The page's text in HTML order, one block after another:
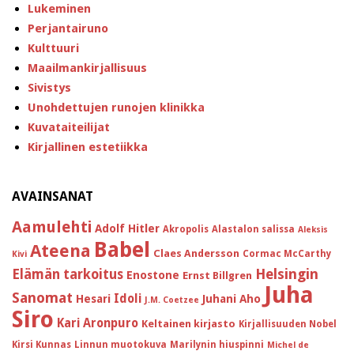
Lukeminen
Perjantairuno
Kulttuuri
Maailmankirjallisuus
Sivistys
Unohdettujen runojen klinikka
Kuvataiteilijat
Kirjallinen estetiikka
AVAINSANAT
Aamulehti Adolf Hitler Akropolis Alastalon salissa Aleksis
Kivi Ateena Babel Claes Andersson Cormac McCarthy
Elämän tarkoitus Enostone Ernst Billgren Helsingin
Sanomat Hesari Idoli J.M. Coetzee Juhani Aho Juha
Siro Kari Aronpuro Keltainen kirjasto Kirjallisuuden Nobel
Kirsi Kunnas Linnun muotokuva Marilynin hiuspinni Michel de